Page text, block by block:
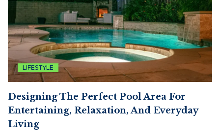
LIFESTYLE
Designing The Perfect Pool Area For
Entertaining, Relaxation, And Everyday
Living